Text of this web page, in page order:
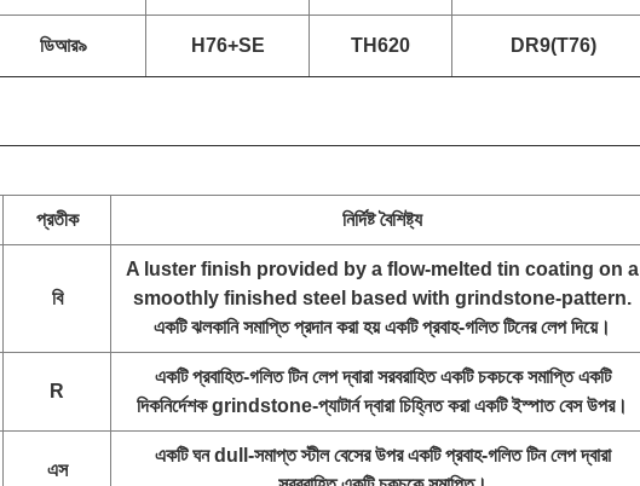
ডিআর৯ H76+SE TH620 DR9(T76)
প্রতীক নির্দিষ্ট বৈশিষ্ট্য
বি
A luster finish provided by a flow-melted tin coating on a
smoothly finished steel based with grindstone-pattern.
একটি ঝলকানি সমাপ্তি প্রদান করা হয় একটি প্রবাহ-গলিত টিনের লেপ দিয়ে।
R
একটি প্রবাহিত-গলিত টিন লেপ দ্বারা সরবরাহিত একটি চকচকে সমাপ্তি একটি
দিকনির্দেশক grindstone-প্যাটার্ন দ্বারা চিহ্নিত করা একটি ইস্পাত বেস উপর।
এস
একটি ঘন dull-সমাপ্ত স্টীল বেসের উপর একটি প্রবাহ-গলিত টিন লেপ দ্বারা